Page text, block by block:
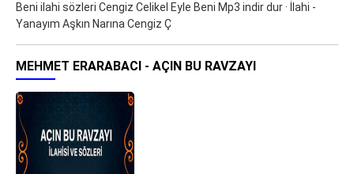
Beni ilahi sözleri Cengiz Celikel Eyle Beni Mp3 indir dur · İlahi -
Yanayım Aşkın Narına Cengiz Ç
MEHMET ERARABACI - AÇIN BU RAVZAYI